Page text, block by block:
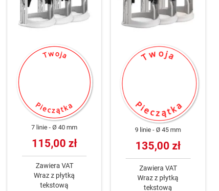
7 linie Ø 40 mm
115,00 zł
Zawiera VAT
Wraz z płytką
tekstową
9 linie Ø 45 mm
135,00 zł
Zawiera VAT
Wraz z płytką
tekstową